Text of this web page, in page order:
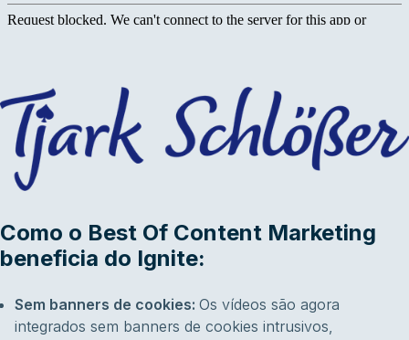
Como o Best Of Content Marketing
beneficia do Ignite:
Sem banners de cookies: Os vídeos são agora
integrados sem banners de cookies intrusivos,